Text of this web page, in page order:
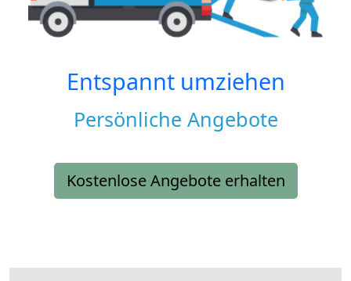
Entspannt umziehen
Persönliche Angebote
Kostenlose Angebote erhalten